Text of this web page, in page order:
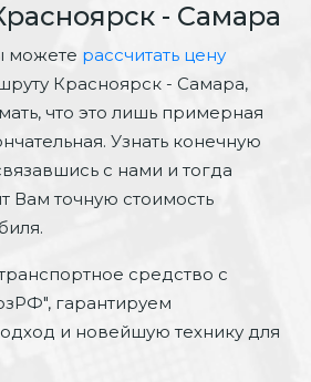
- Самара
можете рассчитать цену
Красноярск - Самара,
что это лишь примерная
Узнать конечную
с нами и тогда
точную стоимость
средство с
гарантируем
и новейшую технику для